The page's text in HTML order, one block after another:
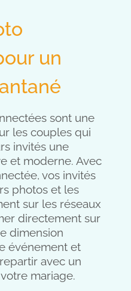
un
sont une
les couples qui
invités une
et moderne. Avec
vos invités
photos et les
sur les réseaux
directement sur
dimension
événement et
avec un
mariage.